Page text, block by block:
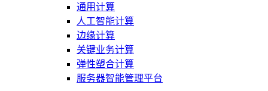
通用计算
人工智能计算
边缘计算
关键业务计算
弹性塑合计算
服务器智能管理平台